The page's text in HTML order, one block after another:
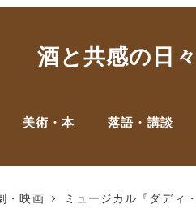
酒と共感の日々
美術・本 落語・講談
・映画
ミュージカル『ダディ